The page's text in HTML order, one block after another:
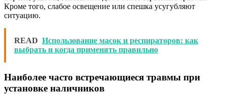
Кроме того, слабое освещение или спешка усугубляют
ситуацию.
READ Использование масок и респираторов: как
выбрать и когда применять правильно
Наиболее часто встречающиеся травмы при
установке наличников